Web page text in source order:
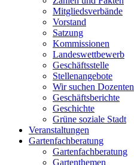
Mitgliedsverbände
Vorstand
Satzung
Kommissionen
Landeswettbewerb
Geschäftsstelle
Stellenangebote
Wir suchen Dozenten
Geschäftsberichte
Geschichte
Grüne soziale Stadt
Veranstaltungen
Gartenfachberatung
Gartenfachberatung
Gartenthemen